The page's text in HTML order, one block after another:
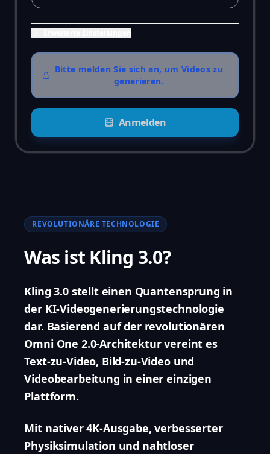
Bitte melden Sie sich an, um Videos zu
generieren.
Anmelden
REVOLUTIONÄRE TECHNOLOGIE
Was ist Kling 3.0?
Kling 3.0 stellt einen Quantensprung in
der KI-Videogenerierungstechnologie
dar. Basierend auf der revolutionären
Omni One 2.0-Architektur vereint es
Text-zu-Video, Bild-zu-Video und
Videobearbeitung in einer einzigen
Plattform.
Mit nativer 4K-Ausgabe, verbesserter
Physiksimulation und nahtloser